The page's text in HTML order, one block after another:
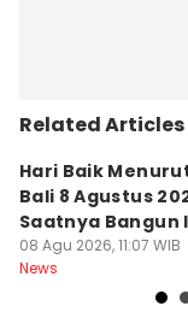
Related Articles
Hari Baik
Bali 8 Agustus
Saatnya Bangun
08 Agu 2026, 11:07 WIB
News